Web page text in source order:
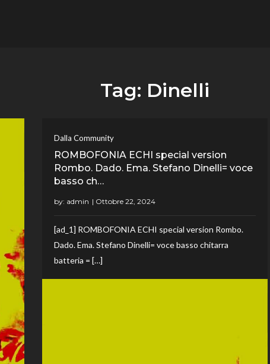
Tag: Dinelli
Dalla Community
ROMBOFONIA ECHI special version
Rombo. Dado. Ema. Stefano Dinelli= voce
basso ch…
by: admin
[ad_1] ROMBOFONIA ECHI special version Rombo.
Dado. Ema. Stefano Dinelli= voce basso chitarra
batteria = […]